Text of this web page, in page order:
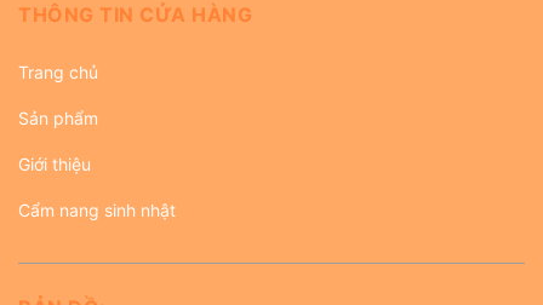
THÔNG TIN CỬA HÀNG
Trang chủ
Sản phẩm
Giới thiệu
Cẩm nang sinh nhật